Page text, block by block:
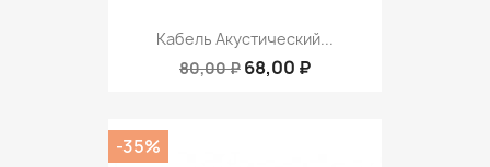
Кабель Акустический...
80,00 ₽ 68,00 ₽
-35%